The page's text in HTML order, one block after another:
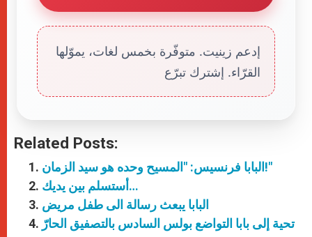
إدعم زينيت. متوفّرة بخمس لغات، يموّلها
القرّاء. إشترك تبرّع
Related Posts:
البابا فرنسيس: "المسيح وحده هو سيد الزمان!"
أستسلم بين يديك…
البابا يبعث رسالة الى طفل مريض
تحية إلى بابا التواضع بولس السادس بالتصفيق الحارّ